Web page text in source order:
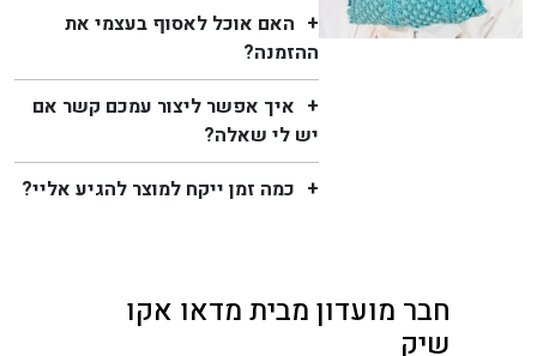
האם אוכל לאסוף בעצמי את
ההזמנה?
איך אפשר ליצור עמכם קשר אם
יש לי שאלה?
כמה זמן ייקח למוצר להגיע אליי?
חבר מועדון מבית מדאו אקו
שיק